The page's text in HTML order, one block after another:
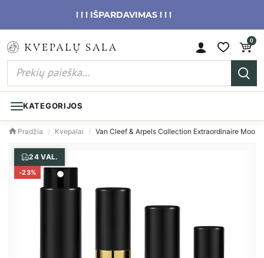
! ! ! IŠPARDAVIMAS ! ! !
0
KATEGORIJOS
Pradžia / Kvepalai / Van Cleef & Arpels Collection Extraordinaire
24 VAL.
-23%